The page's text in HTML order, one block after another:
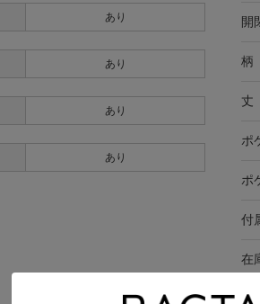
あり
あり
あり
あり
開
柄
丈
ポ
ポ
付
在